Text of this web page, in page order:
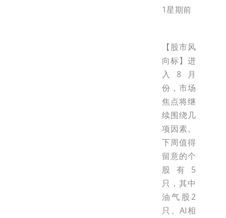
1星期前
【股市风
向标】进
入8月
份，市场
焦点将继
续围绕几
项因素。
下周值得
留意的个
股有5
只，其中
油气股2
只、AI相